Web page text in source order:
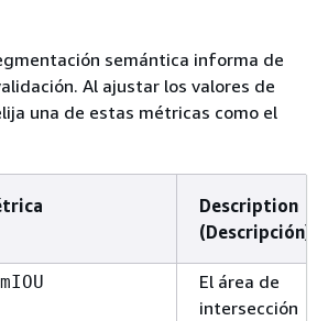
semántica informa de
Al ajustar los valores de
una de estas métricas como el
Description
(Descripción)
El área de
intersección